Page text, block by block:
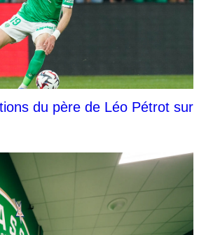
du père de Léo Pétrot sur